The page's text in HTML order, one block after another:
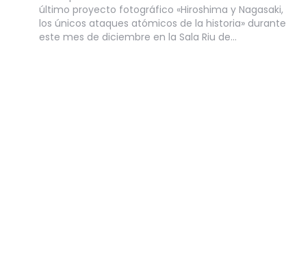
último proyecto fotográfico «Hiroshima y Nagasaki,
los únicos ataques atómicos de la historia» durante
este mes de diciembre en la Sala Riu de…